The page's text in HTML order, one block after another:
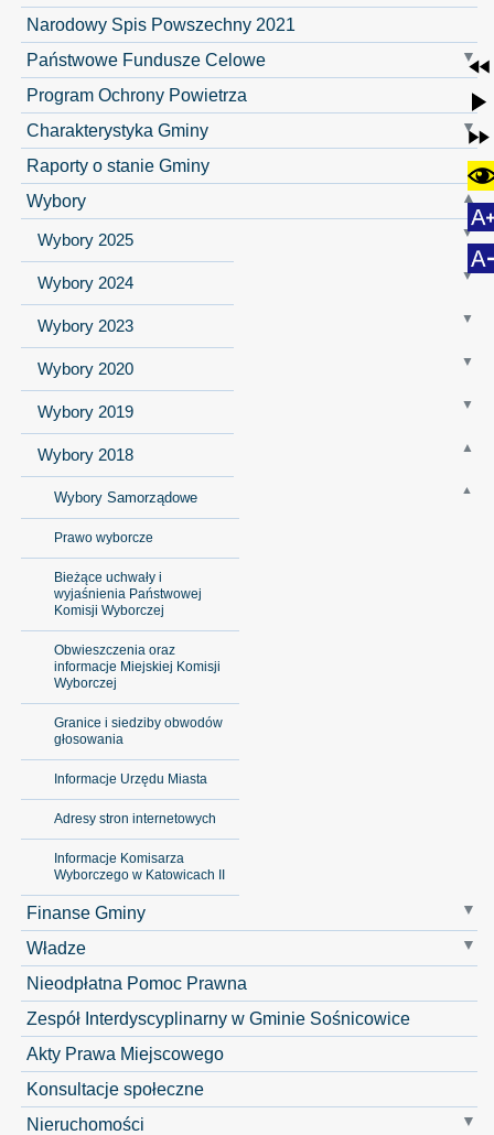
Narodowy Spis Powszechny 2021
Państwowe Fundusze Celowe
Program Ochrony Powietrza
Charakterystyka Gminy
Raporty o stanie Gminy
Wybory
Wybory 2025
Wybory 2024
Wybory 2023
Wybory 2020
Wybory 2019
Wybory 2018
Wybory Samorządowe
Prawo wyborcze
Bieżące uchwały i
wyjaśnienia Państwowej
Komisji Wyborczej
Obwieszczenia oraz
informacje Miejskiej Komisji
Wyborczej
Granice i siedziby obwodów
głosowania
Informacje Urzędu Miasta
Adresy stron internetowych
Informacje Komisarza
Wyborczego w Katowicach II
Finanse Gminy
Władze
Nieodpłatna Pomoc Prawna
Zespół Interdyscyplinarny w Gminie Sośnicowice
Akty Prawa Miejscowego
Konsultacje społeczne
Nieruchomości